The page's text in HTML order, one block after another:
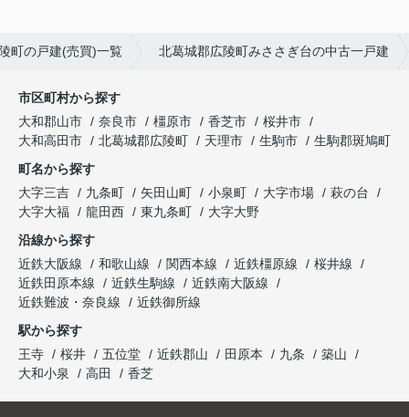
町の戸建(売買)一覧 北葛城郡広陵町みささぎ台の中古一戸建
市区町村から探す
大和郡山市
奈良市 橿原市 香芝市
桜井市
大和高田市
北葛城郡広陵町 天理市 生駒市
生駒郡斑鳩町
町名から探す
大字三吉
九条町 矢田山町 小泉町 大字市場
萩の台
大字大福
龍田西 東九条町
大字大野
沿線から探す
近鉄大阪線
和歌山線 関西本線 近鉄橿原線
桜井線
近鉄田原本線
近鉄生駒線
近鉄南大阪線
近鉄難波・奈良線
近鉄御所線
駅から探す
王寺
桜井 五位堂 近鉄郡山 田原本 九条
築山
大和小泉
高田 香芝